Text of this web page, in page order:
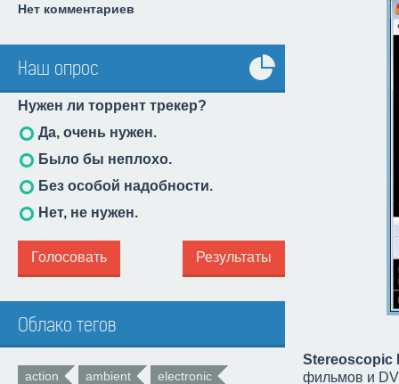
Нет комментариев
Наш опрос
Все
Нужен ли торрент трекер?
Да, очень нужен.
Было бы неплохо.
Без особой надобности.
Нет, не нужен.
Голосовать Результаты
Облако тегов
action ambient electronic
Stereoscopic
фильмов и